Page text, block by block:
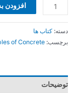
افزودن
دسته: کتاب ها
برچسب: of Concrete
توضیحات